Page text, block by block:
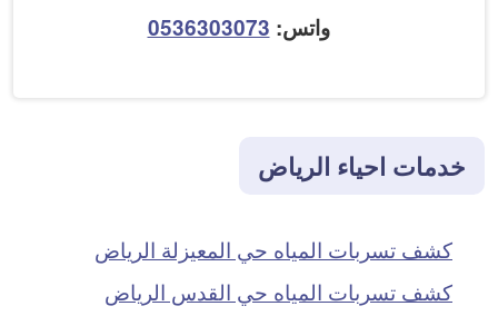
واتس: 0536303073
خدمات احياء الرياض
كشف تسربات المياه حي المعيزلة الرياض
كشف تسربات المياه حي القدس الرياض